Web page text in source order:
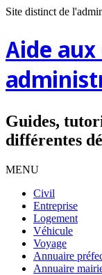
Site distinct de
Aide
Guides,
différentes
MENU
Civil
Entreprise
Logement
Véhicule
Voyage
Annuaire
Annuaire